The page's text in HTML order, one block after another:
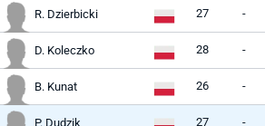
R. Dzierbicki 27 -
D. Koleczko 28 -
B. Kunat 26 -
P. Dudzik 27 -